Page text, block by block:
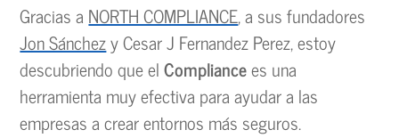
Gracias a NORTH COMPLIANCE, a sus fundadores
Jon Sánchezy Cesar J Fernandez Perez, estoy
descubriendo que elCompliancees una
herramienta muy efectiva para ayudar a las
empresas a crear entornos más seguros.